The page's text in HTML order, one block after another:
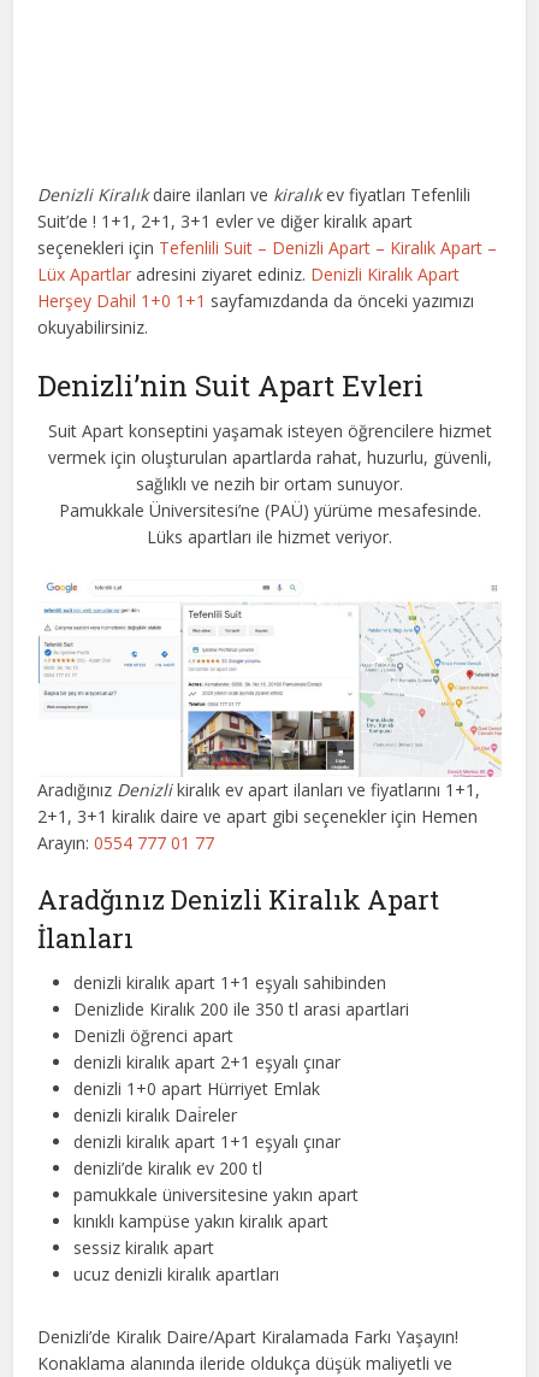
Denizli Kiralıkdaire ilanları ve kiralıkev fiyatları Tefenlili
Suit’de ! 1+1, 2+1, 3+1 evler ve diğer kiralık apart
seçenekleri için Tefenlili Suit – Denizli Apart – Kiralık Apart –
Lüx Apartlar adresini ziyaret ediniz. Denizli Kiralık Apart
Herşey Dahil 1+0 1+1 sayfamızdanda da önceki yazımızı
okuyabilirsiniz.
Denizli’nin Suit Apart Evleri
Suit Apart konseptini yaşamak isteyen öğrencilere hizmet
vermek için oluşturulan apartlarda rahat, huzurlu, güvenli,
sağlıklı ve nezih bir ortam sunuyor.
Pamukkale Üniversitesi’ne (PAÜ) yürüme mesafesinde.
Lüks apartları ile hizmet veriyor.
Aradığınız Denizlikiralık ev apart ilanları ve fiyatlarını 1+1,
2+1, 3+1 kiralık daire ve apart gibi seçenekler için Hemen
Arayın:0554 777 01 77
Aradğınız Denizli Kiralık Apart
İlanları
denizli kiralık apart 1+1 eşyalı sahibinden
Denizlide Kiralık 200 ile 350 tl arasi apartlari
Denizli öğrenci apart
denizli kiralık apart 2+1 eşyalı çınar
denizli 1+0 apart Hürriyet Emlak
denizli kiralık Dai̇reler
denizli kiralık apart 1+1 eşyalı çınar
denizli’de kiralık ev 200 tl
pamukkale üniversitesine yakın apart
kınıklı kampüse yakın kiralık apart
sessiz kiralık apart
ucuz denizli kiralık apartları
Denizli’de Kiralık Daire/Apart Kiralamada Farkı Yaşayın!
Konaklama alanında ileride oldukça düşük maliyetli ve